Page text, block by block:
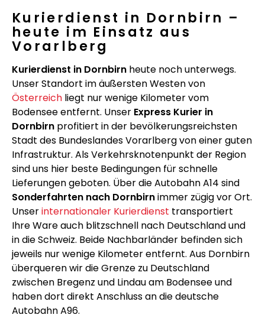
Kurierdienst in Dornbirn –
heute im Einsatz aus
Vorarlberg
Kurierdienst in Dornbirn heute noch unterwegs.
Unser Standort im äußersten Westen von
Österreich liegt nur wenige Kilometer vom
Bodensee entfernt. Unser Express Kurier in
Dornbirn profitiert in der bevölkerungsreichsten
Stadt des Bundeslandes Vorarlberg von einer guten
Infrastruktur. Als Verkehrsknotenpunkt der Region
sind uns hier beste Bedingungen für schnelle
Lieferungen geboten. Über die Autobahn A14 sind
Sonderfahrten nach Dornbirnimmer zügig vor Ort.
Unserinternationaler Kurierdienst transportiert
Ihre Ware auch blitzschnell nach Deutschland und
in die Schweiz. Beide Nachbarländer befinden sich
jeweils nur wenige Kilometer entfernt. Aus Dornbirn
überqueren wir die Grenze zu Deutschland
zwischen Bregenz und Lindau am Bodensee und
haben dort direkt Anschluss an die deutsche
Autobahn A96.